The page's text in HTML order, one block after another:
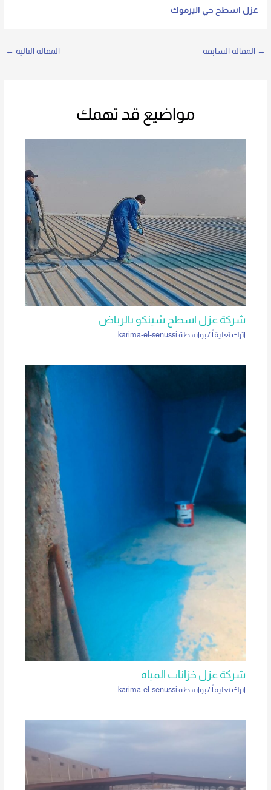
عزل اسطح حي اليرموك
→ المقالة السابقة المقالة التالية ←
مواضيع قد تهمك
شركة عزل اسطح شينكو بالرياض
اترك تعليقاً / بواسطة karima-el-senussi
شركة عزل خزانات المياه
اترك تعليقاً / بواسطة karima-el-senussi